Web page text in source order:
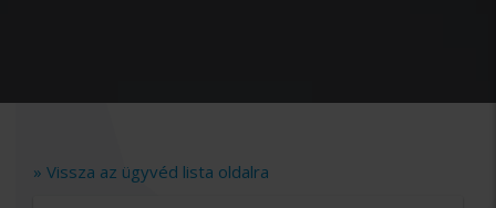
» Vissza az ügyvéd lista oldalra